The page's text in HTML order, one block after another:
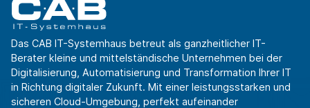
Das CAB IT-Systemhaus betreut als ganzheitlicher IT-
Berater kleine und mittelständische Unternehmen bei der
Digitalisierung, Automatisierung und Transformation Ihrer IT
in Richtung digitaler Zukunft. Mit einer leistungsstarken und
sicheren Cloud-Umgebung, perfekt aufeinander